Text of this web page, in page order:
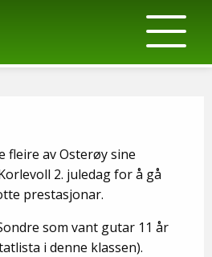
fleire av Osterøy sine
2. juledag for å gå
prestasjonar.
som vant gutar 11 år
i denne klassen).